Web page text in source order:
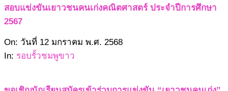
สอบแข่งขันเยาวชนคนเก่งคณิตศาสตร์ ประจำปีการศึกษา
2567
2568-
01-
On: วันที่ 12 มกราคม พ.ศ. 2568
In: รอบรั้วชมพูขาว